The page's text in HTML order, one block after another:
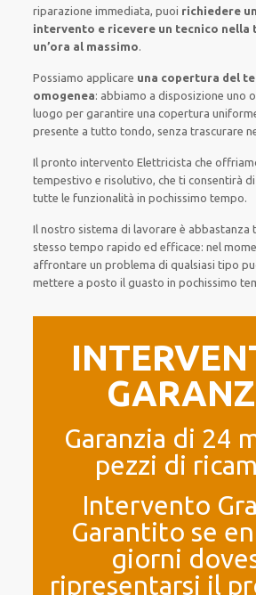
riparazione immediata, puoi richiedere
intervento e ricevere un tecnico nella
un’ora al massimo.
Possiamo applicare una copertura del
omogenea: abbiamo a disposizione uno
luogo pergarantire una copertura
presente atutto tondo, senzatrascurare
Il pronto intervento Elettricistache
tempestivo e risolutivo, che ticonsentirà
tutte le funzionalità in pochissimo tempo.
Il nostro sistema di lavorare è abbastanza
stesso tempo rapido ed efficace: nel
affrontareun problema di qualsiasi tipo
mettere a posto ilguasto in pochissimo
Garanzia di 24
pezzi di
Intervento
Garantito se
giorni
ripresentarsi il